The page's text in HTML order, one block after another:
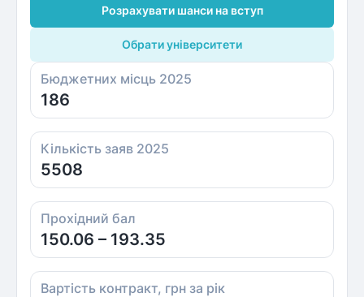
Розрахувати шанси на вступ
Обрати університети
Бюджетних місць 2025
186
Кількість заяв 2025
5508
Прохідний бал
150.06 – 193.35
Вартість контракт, грн за рік